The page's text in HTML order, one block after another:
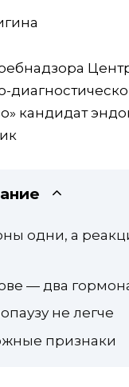
кандидат
одни, а
— два
не легче
признаки